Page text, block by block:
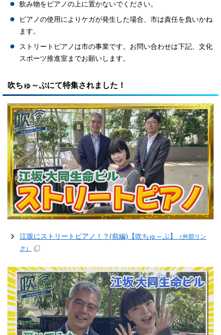
飲み物をピアノの上に置かないでください。
ピアノの使用によりケガが発生した場合、市は責任を負いかね
ます。
ストリートピアノは市の事業です。お問い合わせは下記、文化
スポーツ推進室までお願いします。
吹ちゅ～ぶにて特集されました！
江坂にストリートピアノ！？(前編)【吹ちゅ～ぶ】
（外部リン
ク）